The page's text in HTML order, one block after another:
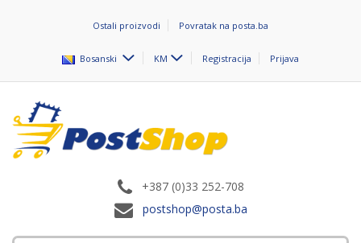
Ostali proizvodi Povratak na posta.ba
Bosanski KM Registracija Prijava
+387 (0)33 252-708
postshop@posta.ba